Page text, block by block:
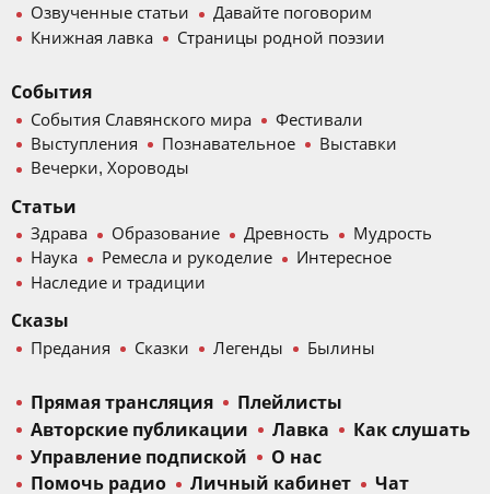
Озвученные статьи
Давайте поговорим
Книжная лавка
Страницы родной поэзии
События
События Славянского мира
Фестивали
Выступления
Познавательное
Выставки
Вечерки, Хороводы
Статьи
Здрава Образование Древность
Мудрость
Наука
Ремесла и рукоделие
Интересное
Наследие и традиции
Сказы
Предания Сказки Легенды Былины
Прямая трансляция
Плейлисты
Авторские публикации
Лавка
Как слушать
Управление подпиской
О нас
Помочь радио
Личный кабинет Чат